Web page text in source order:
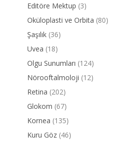
Editöre Mektup (3)
Oküloplasti ve Orbita (80)
Şaşılık (36)
Uvea (18)
Olgu Sunumları (124)
Nörooftalmoloji (12)
Retina (202)
Glokom (67)
Kornea (135)
Kuru Göz (46)